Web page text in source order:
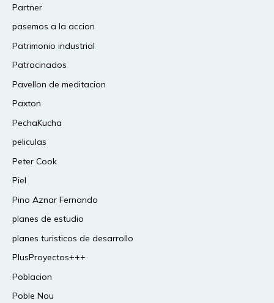
Partner
pasemos a la accion
Patrimonio industrial
Patrocinados
Pavellon de meditacion
Paxton
PechaKucha
peliculas
Peter Cook
Piel
Pino Aznar Fernando
planes de estudio
planes turisticos de desarrollo
PlusProyectos+++
Poblacion
Poble Nou